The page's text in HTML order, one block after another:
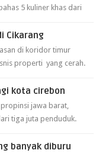
5 kuliner khas dari
Cikarang
di koridor timur
properti yang cerah.
kota cirebon
jawa barat,
tiga juta penduduk.
banyak diburu